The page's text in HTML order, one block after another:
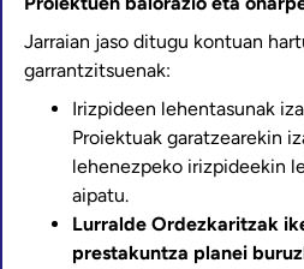
Jarraian jaso ditugu kontuan
garrantzitsuenak:
Irizpideen lehentasunak
Proiektuak garatzearekin
lehenezpeko irizpideekin
aipatu.
Lurralde Ordezkaritzak
prestakuntza planei